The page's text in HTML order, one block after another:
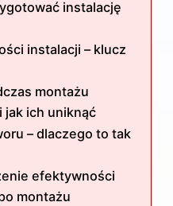
instalację
instalacji – klucz
montażu
jak ich uniknąć
– dlaczego to tak
efektywności
montażu